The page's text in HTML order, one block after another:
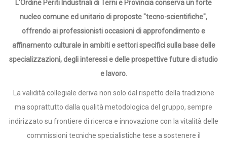
L'Ordine Periti Industriali di Terni e Provincia conserva un forte
nucleo comune ed unitario di proposte "tecno-scientifiche",
offrendo ai professionisti occasioni di approfondimento e
affinamento culturale in ambiti e settori specifici sulla base delle
specializzazioni, degli interessi e delle prospettive future di studio
e lavoro.
La validità collegiale deriva non solo dal rispetto della tradizione
ma soprattutto dalla qualità metodologica del gruppo, sempre
indirizzato su frontiere di ricerca e innovazione con la vitalità delle
commissioni tecniche specialistiche tese a sostenere il